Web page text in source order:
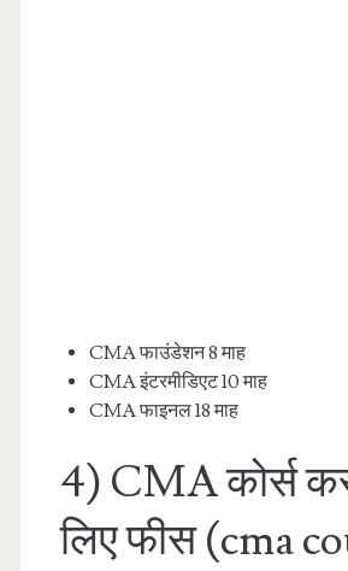
CMA फाउंडेशन 8 माह
CMA इंटरमीडिएट 10 माह
CMA फाइनल 18 माह
4) CMA कोर्स
लिए फीस (cma